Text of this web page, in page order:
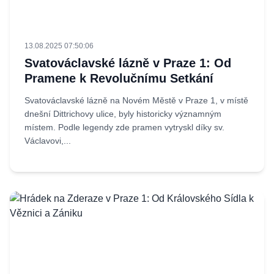
13.08.2025 07:50:06
Svatováclavské lázně v Praze 1: Od
Pramene k Revolučnímu Setkání
Svatováclavské lázně na Novém Městě v Praze 1, v místě
dnešní Dittrichovy ulice, byly historicky významným
místem. Podle legendy zde pramen vytryskl díky sv.
Václavovi,...